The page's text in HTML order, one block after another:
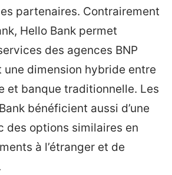
partenaires. Contrairement
Hello Bank permet
des agences BNP
une dimension hybride entre
et banque traditionnelle. Les
bénéficient aussi d’une
des options similaires en
à l’étranger et de